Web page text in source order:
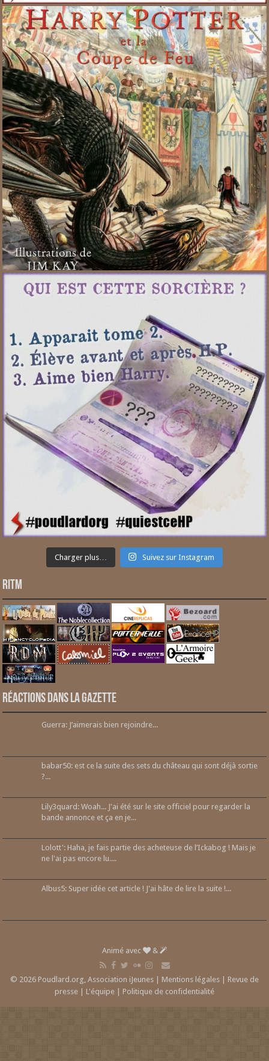
Charger plus… Suivez sur Instagram
RITM
Réactions dans la gazette
Guerra: J’aimerais bien rejoindre...
babar50: est ce la suite des sets du château qui sont déjà sortie
?...
Lily3quard: Woah... J'ai été sur le site officiel pour regarder la
bande annonce et ça en je...
Lolott': Haha, je fais partie des acheteuse de l’Ickabog ! Mais je
ne l'ai pas encore lu....
Albus5: Super idée cet article ! J'ai hâte de lire la suite !...
Animé avec &
© 2026 Poudlard.org, Association iJeunes | Mentions légales | Revue de
presse | L'équipe | Politique de confidentialité